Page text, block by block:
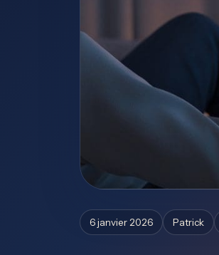
6 janvier 2026 Patrick